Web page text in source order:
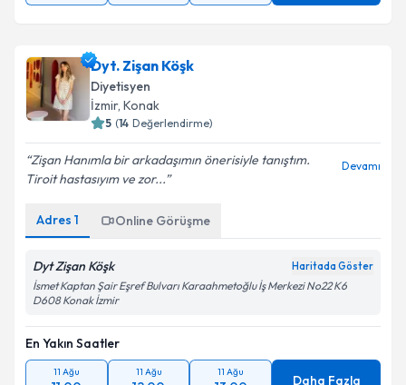
Dyt. Zişan Köşk
Diyetisyen
İzmir, Konak
5 (14 Değerlendirme)
Zişan Hanımla bir arkadaşımın önerisiyle tanıştım.
Tiroit hastasıyım ve zor...
Devamı
Adres 1 Online Görüşme
Dyt Zişan Köşk Haritada Göster
İsmet Kaptan Şair Eşref Bulvarı Karaahmetoğlu İş Merkezi No22 K6
D608 Konak İzmir
En Yakın Saatler
11 Ağu 11 Ağu 11 Ağu
Daha Fazla